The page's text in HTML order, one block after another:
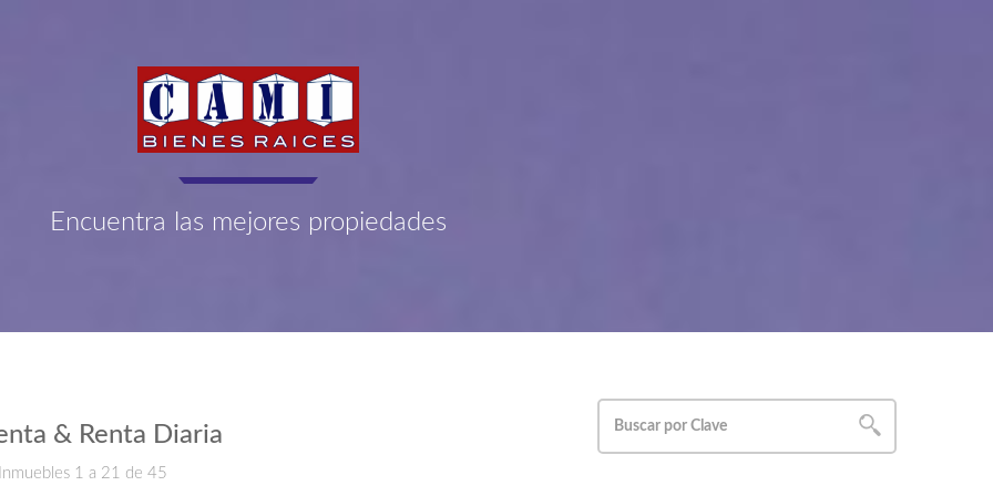
Encuentra las mejores propiedades
& Renta Diaria
1 a 21 de 45